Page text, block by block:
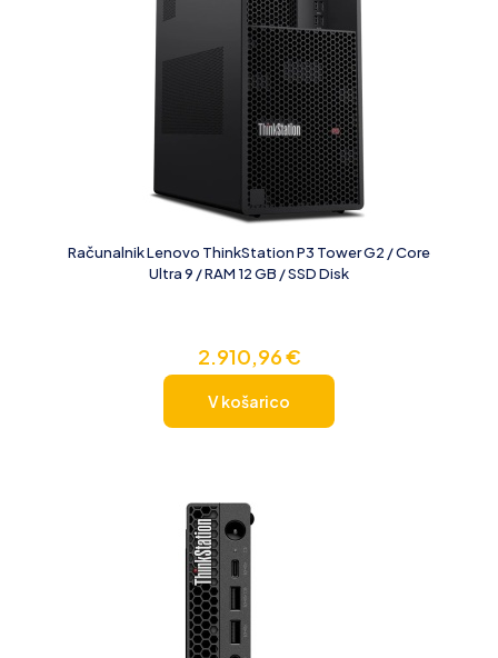
Računalnik Lenovo ThinkStation P3 Tower G2 / Core
Ultra 9 / RAM 12 GB / SSD Disk
2.910,96€
V košarico